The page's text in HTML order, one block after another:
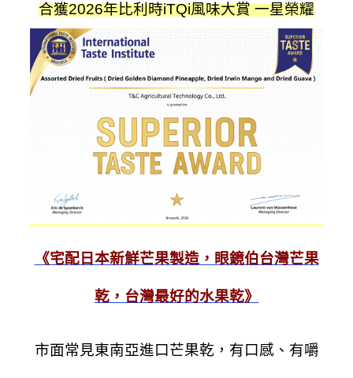
合獲2026年比利時iTQi風味大賞 一星榮耀
《宅配日本新鮮芒果製造，眼鏡伯台灣芒果
乾，台灣最好的水果乾》
市面常見東南亞進口芒果乾，有口感、有嚼